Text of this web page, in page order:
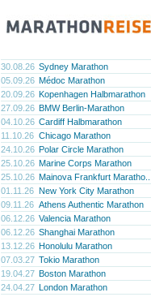
30.08.26 Sydney Marathon
05.09.26 Médoc Marathon
20.09.26 Kopenhagen Halbmarathon
27.09.26 BMW Berlin-Marathon
04.10.26 Cardiff Halbmarathon
11.10.26 Chicago Marathon
24.10.26 Polar Circle Marathon
25.10.26 Marine Corps Marathon
25.10.26 Mainova Frankfurt Maratho...
01.11.26 New York City Marathon
09.11.26 Athens Authentic Marathon
06.12.26 Valencia Marathon
06.12.26 Shanghai Marathon
13.12.26 Honolulu Marathon
07.03.27 Tokio Marathon
19.04.27 Boston Marathon
24.04.27 London Marathon